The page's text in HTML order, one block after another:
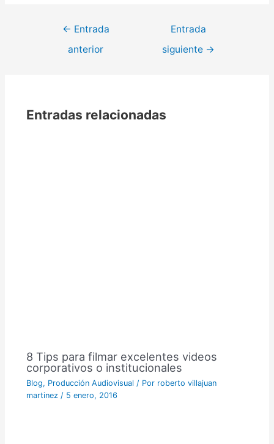
← Entrada
anterior
Entrada
siguiente →
Entradas relacionadas
8 Tips para filmar excelentes videos
corporativos o institucionales
Blog, Producción Audiovisual / Por roberto villajuan
martinez / 5 enero, 2016